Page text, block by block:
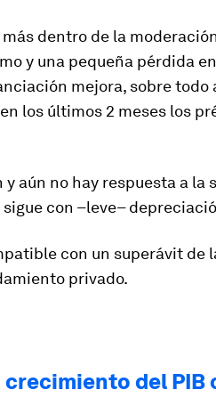
dentro de la
y una pequeña pérdida
mejora, sobre todo
los últimos 2 meses los
aún no hay respuesta a la
sigue con –leve–
con un superávit de
privado.
crecimiento del PIB